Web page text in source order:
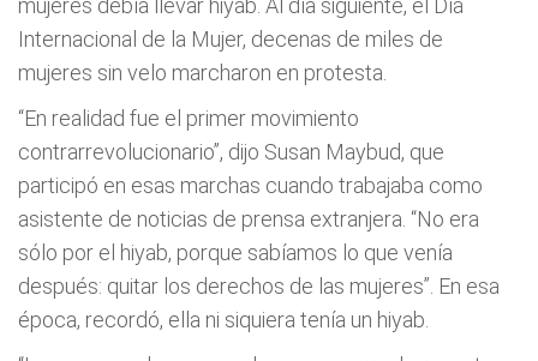
mujeres debía llevar hiyab. Al día siguiente, el Día
Internacional de la Mujer, decenas de miles de
mujeres sin velo marcharon en protesta.
“En realidad fue el primer movimiento
contrarrevolucionario”, dijo Susan Maybud, que
participó en esas marchas cuando trabajaba como
asistente de noticias de prensa extranjera. “No era
sólo por el hiyab, porque sabíamos lo que venía
después: quitar los derechos de las mujeres”. En esa
época, recordó, ella ni siquiera tenía un hiyab.